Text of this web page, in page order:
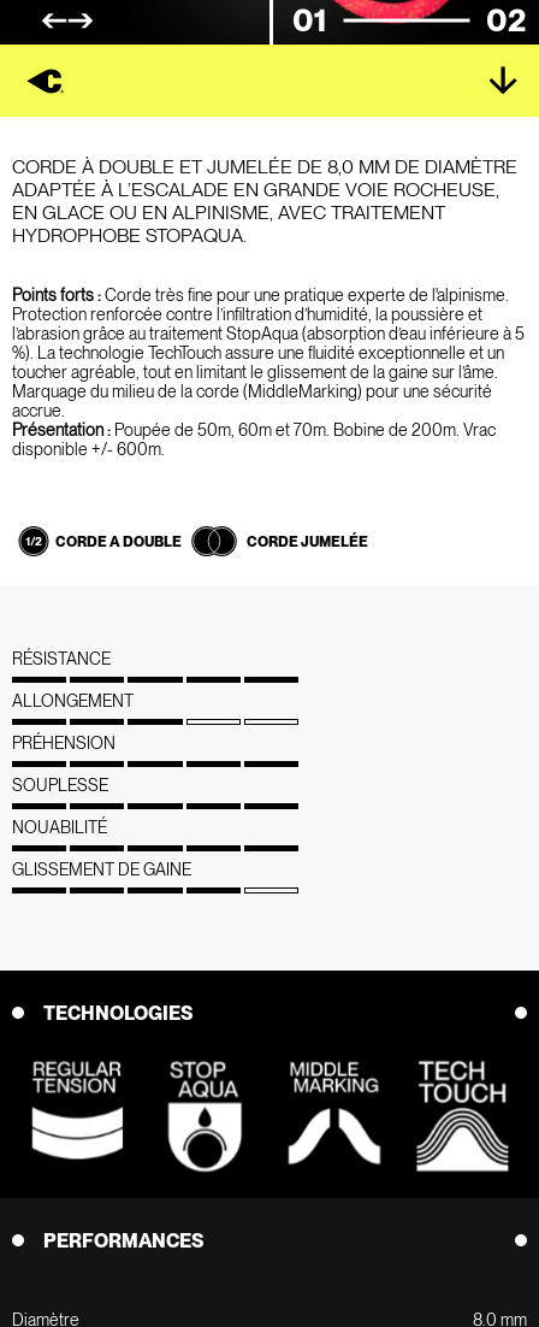
01 02
CORDE À DOUBLE ET JUMELÉE DE 8,0 MM DE DIAMÈTRE
ADAPTÉE À L’ESCALADE EN GRANDE VOIE ROCHEUSE,
EN GLACE OU EN ALPINISME, AVEC TRAITEMENT
HYDROPHOBE STOPAQUA.
Points forts :Corde très fine pour une pratique experte de l'alpinisme.
Protection renforcée contre l’infiltration d’humidité, la poussière et
l’abrasion grâce au traitement StopAqua (absorption d’eau inférieure à 5
%). La technologie TechTouch assure une fluidité exceptionnelle et un
toucher agréable, tout en limitant le glissement de la gaine sur l’âme.
Marquage du milieu de la corde (MiddleMarking) pour une sécurité
accrue.
Présentation : Poupée de 50m, 60m et 70m. Bobine de 200m. Vrac
disponible +/- 600m.
CORDE A DOUBLE CORDE JUMELÉE
RÉSISTANCE
ALLONGEMENT
PRÉHENSION
SOUPLESSE
NOUABILITÉ
GLISSEMENT DE GAINE
TECHNOLOGIES
PERFORMANCES
Diamètre
8.0 mm